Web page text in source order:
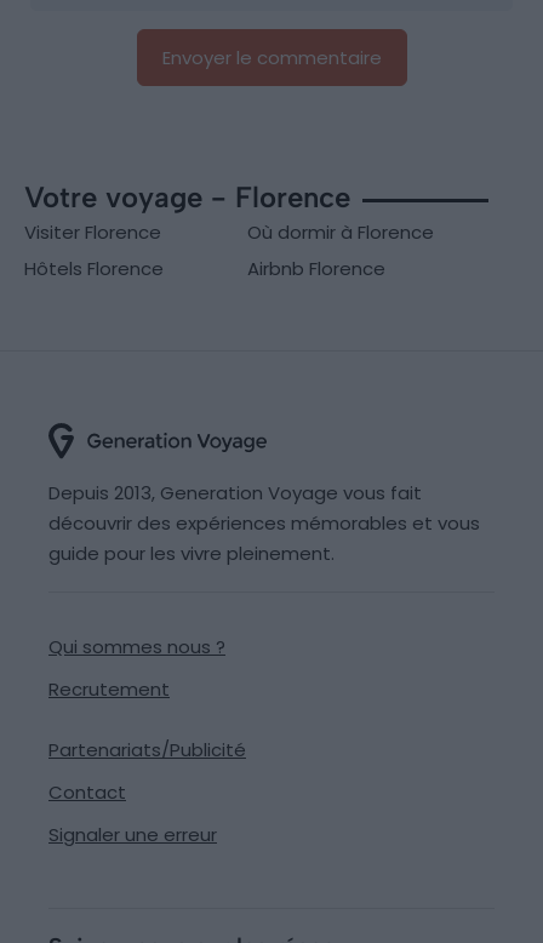
Votre voyage - Florence
Visiter Florence
Où dormir à Florence
Hôtels Florence
Airbnb Florence
Depuis 2013, Generation Voyage vous fait
découvrir des expériences mémorables et vous
guide pour les vivre pleinement.
Qui sommes nous ?
Recrutement
Partenariats/Publicité
Contact
Signaler une erreur